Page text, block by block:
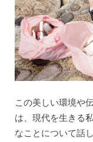
この美しい環境や
は、現代を生きる
なことについて話